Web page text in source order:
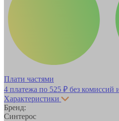
Плати частями
4 платежа по 525 ₽ без комиссий
Характеристики
Бренд:
Синтерос